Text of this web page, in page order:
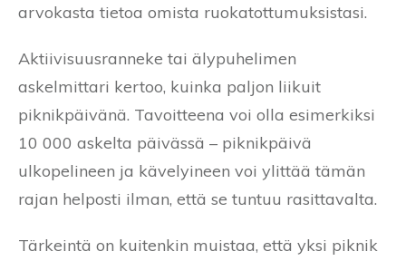
arvokasta tietoa omista ruokatottumuksistasi.
Aktiivisuusranneke tai älypuhelimen
askelmittari kertoo, kuinka paljon liikuit
piknikpäivänä. Tavoitteena voi olla esimerkiksi
10 000 askelta päivässä – piknikpäivä
ulkopelineen ja kävelyineen voi ylittää tämän
rajan helposti ilman, että se tuntuu rasittavalta.
Tärkeintä on kuitenkin muistaa, että yksi piknik